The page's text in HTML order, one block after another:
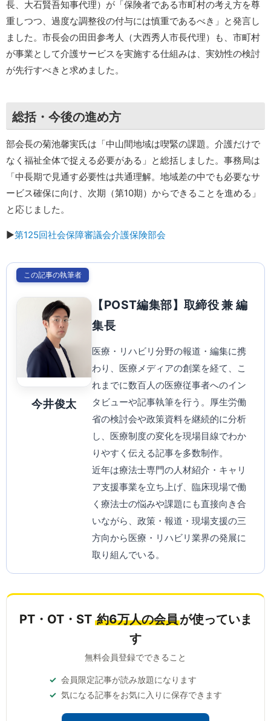
長、大石賢吾知事代理）が「保険者である市町村の考え方を尊
重しつつ、過度な調整役の付与には慎重であるべき」と発言し
ました。市長会の田田参考人（大西秀人市長代理）も、市町村
が事業として介護サービスを実施する仕組みは、実効性の検討
が先行すべきと求めました。
総括・今後の進め方
部会長の菊池馨実氏は「中山間地域は喫緊の課題。介護だけで
なく福祉全体で捉える必要がある」と総括しました。事務局は
「中長期で見通す必要性は共通理解。地域差の中でも必要なサ
ービス確保に向け、次期（第10期）からできることを進める」
と応じました。
▶︎第125回社会保障審議会介護保険部会
この記事の執筆者
今井俊太
【POST編集部】取締役 兼 編
集長
医療・リハビリ分野の報道・編集に携
わり、医療メディアの創業を経て、こ
れまでに数百人の医療従事者へのイン
タビューや記事執筆を行う。厚生労働
省の検討会や政策資料を継続的に分析
し、医療制度の変化を現場目線でわか
りやすく伝える記事を多数制作。
近年は療法士専門の人材紹介・キャリ
ア支援事業を立ち上げ、臨床現場で働
く療法士の悩みや課題にも直接向き合
いながら、政策・報道・現場支援の三
方向から医療・リハビリ業界の発展に
取り組んでいる。
PT・OT・ST 約6万人の会員が使っていま
す
無料会員登録でできること
会員限定記事が読み放題になります
気になる記事をお気に入りに保存できます